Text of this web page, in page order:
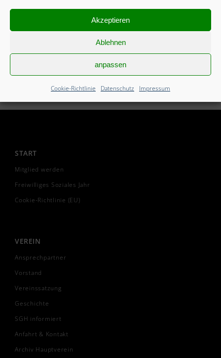
Akzeptieren
Ablehnen
anpassen
Cookie-Richtlinie Datenschutz Impressum
START
Mitglied werden
Freiwilliges Soziales Jahr
Cookie-Richtlinie (EU)
VEREIN
Ansprechpartner
Vorstand
Vereinssatzung
Geschichte
SGH informiert
Anfahrt & Kontakt
Archiv Hauptverein